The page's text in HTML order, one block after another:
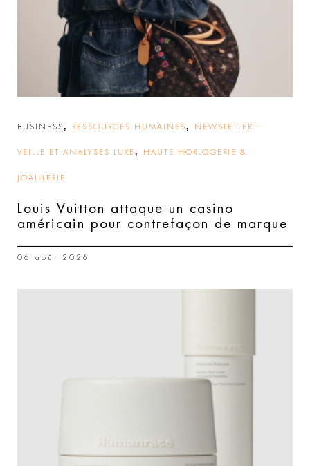
BUSINESS, RESSOURCES HUMAINES, NEWSLETTER –
VEILLE ET ANALYSES LUXE , HAUTE HORLOGERIE &
JOAILLERIE
Louis Vuitton attaque un casino
américain pour contrefaçon de marque
06 août 2026